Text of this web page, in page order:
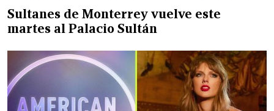
Sultanes de Monterrey vuelve este
martes al Palacio Sultán